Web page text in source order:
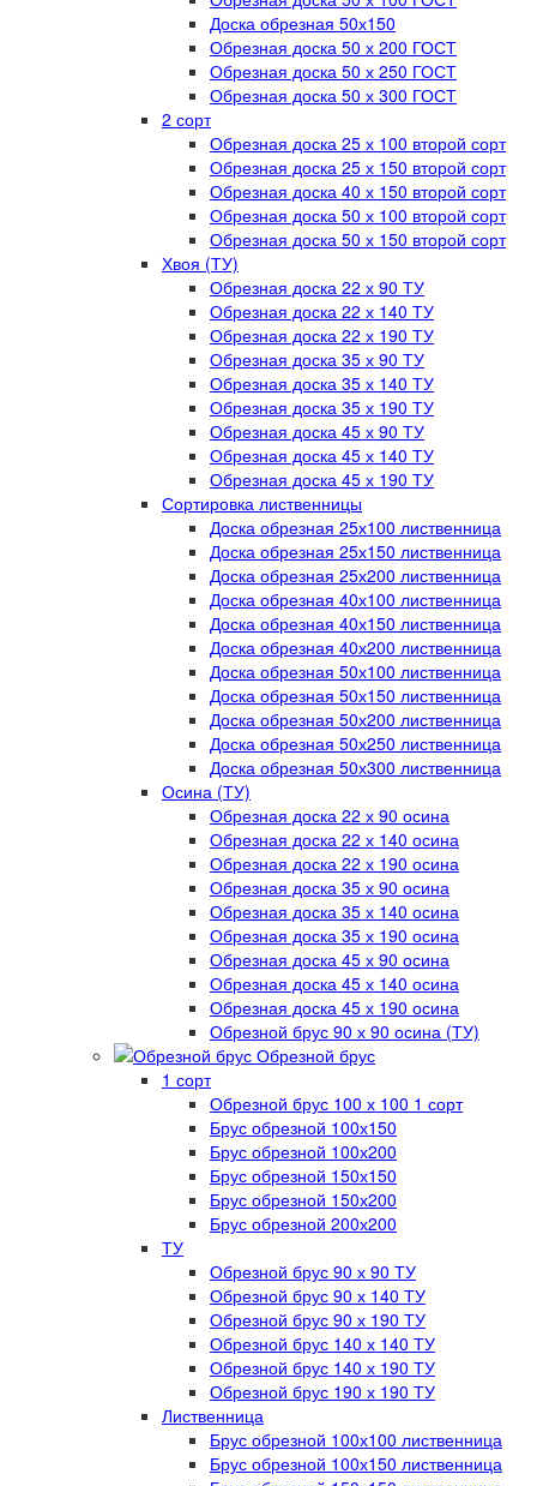
Доска обрезная 50х150
Обрезная доска 50 х 200 ГОСТ
Обрезная доска 50 х 250 ГОСТ
Обрезная доска 50 х 300 ГОСТ
2 сорт
Обрезная доска 25 х 100 второй сорт
Обрезная доска 25 х 150 второй сорт
Обрезная доска 40 х 150 второй сорт
Обрезная доска 50 х 100 второй сорт
Обрезная доска 50 х 150 второй сорт
Хвоя (ТУ)
Обрезная доска 22 х 90 ТУ
Обрезная доска 22 х 140 ТУ
Обрезная доска 22 х 190 ТУ
Обрезная доска 35 х 90 ТУ
Обрезная доска 35 х 140 ТУ
Обрезная доска 35 х 190 ТУ
Обрезная доска 45 х 90 ТУ
Обрезная доска 45 х 140 ТУ
Обрезная доска 45 х 190 ТУ
Сортировка лиственницы
Доска обрезная 25х100 лиственница
Доска обрезная 25х150 лиственница
Доска обрезная 25х200 лиственница
Доска обрезная 40х100 лиственница
Доска обрезная 40х150 лиственница
Доска обрезная 40х200 лиственница
Доска обрезная 50х100 лиственница
Доска обрезная 50х150 лиственница
Доска обрезная 50х200 лиственница
Доска обрезная 50х250 лиственница
Доска обрезная 50х300 лиственница
Осина (ТУ)
Обрезная доска 22 х 90 осина
Обрезная доска 22 х 140 осина
Обрезная доска 22 х 190 осина
Обрезная доска 35 х 90 осина
Обрезная доска 35 х 140 осина
Обрезная доска 35 х 190 осина
Обрезная доска 45 х 90 осина
Обрезная доска 45 х 140 осина
Обрезная доска 45 х 190 осина
Обрезной брус 90 х 90 осина (ТУ)
Обрезной брус
1 сорт
Обрезной брус 100 х 100 1 сорт
Брус обрезной 100х150
Брус обрезной 100х200
Брус обрезной 150х150
Брус обрезной 150х200
Брус обрезной 200х200
ТУ
Обрезной брус 90 х 90 ТУ
Обрезной брус 90 х 140 ТУ
Обрезной брус 90 х 190 ТУ
Обрезной брус 140 х 140 ТУ
Обрезной брус 140 х 190 ТУ
Обрезной брус 190 х 190 ТУ
Лиственница
Брус обрезной 100х100 лиственница
Брус обрезной 100х150 лиственница